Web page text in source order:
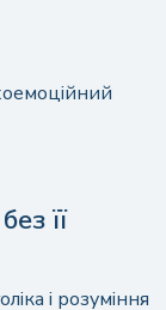
її
і розуміння